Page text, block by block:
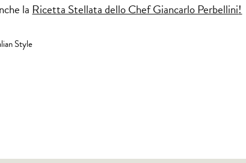
laRicetta Stellata dello Chef Giancarlo Perbellini!
Style